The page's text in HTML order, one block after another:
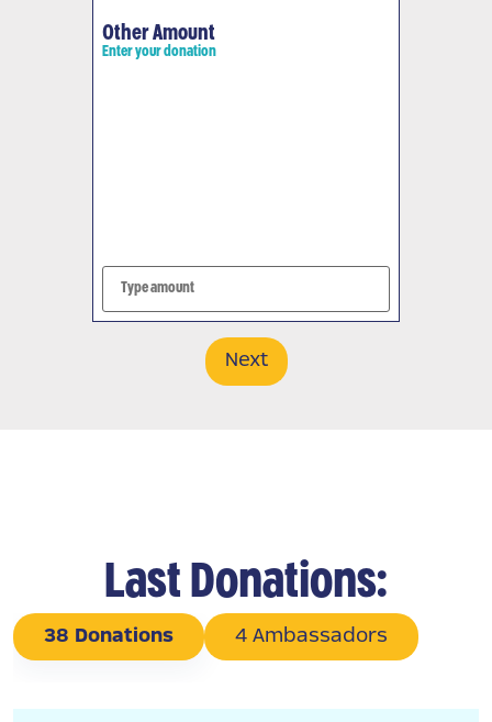
Other Amount
Enter your donation
Next
Last Donations:
38 Donations 4 Ambassadors